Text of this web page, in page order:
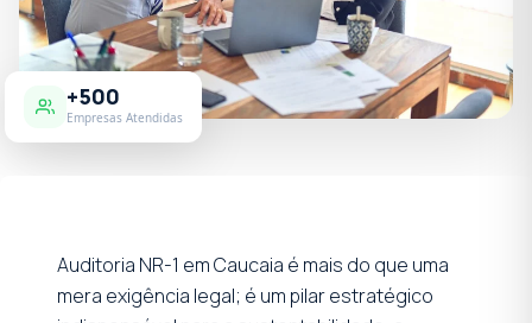
+500
Empresas Atendidas
Auditoria NR-1 em Caucaia é mais do que uma
mera exigência legal; é um pilar estratégico